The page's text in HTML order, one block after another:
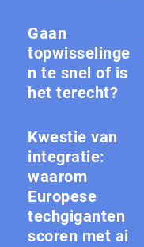
Gaan
topwisselinge
n te snel of is
het terecht?
Kwestie van
integratie:
waarom
Europese
techgiganten
scoren met ai